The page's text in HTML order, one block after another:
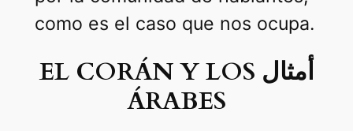
como es el caso que nos ocupa.
EL CORÁN Y LOS أمثال
ÁRABES